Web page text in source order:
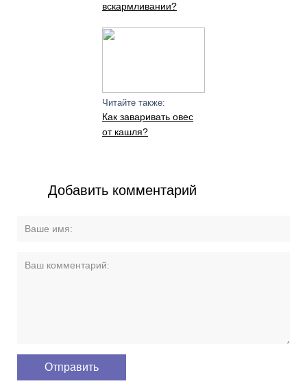
вскармливании?
Читайте также:
Как заваривать овес
от кашля?
Добавить комментарий